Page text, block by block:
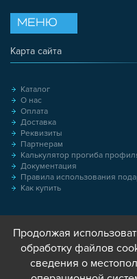
МЕНЮ
Карта сайта
Каталог
О нас
Оплата
Доставка
Реквизиты
Партнерам
Калькулятор прогиба
Документация
Правила использования
Как купить
Продолжая
обработку файлов
сведения о